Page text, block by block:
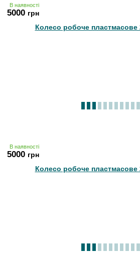
В наявності
5000 грн
Колесо робоче пластмасове
В наявності
5000 грн
Колесо робоче пластмасове